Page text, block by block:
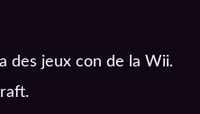
des jeux con de la Wii.